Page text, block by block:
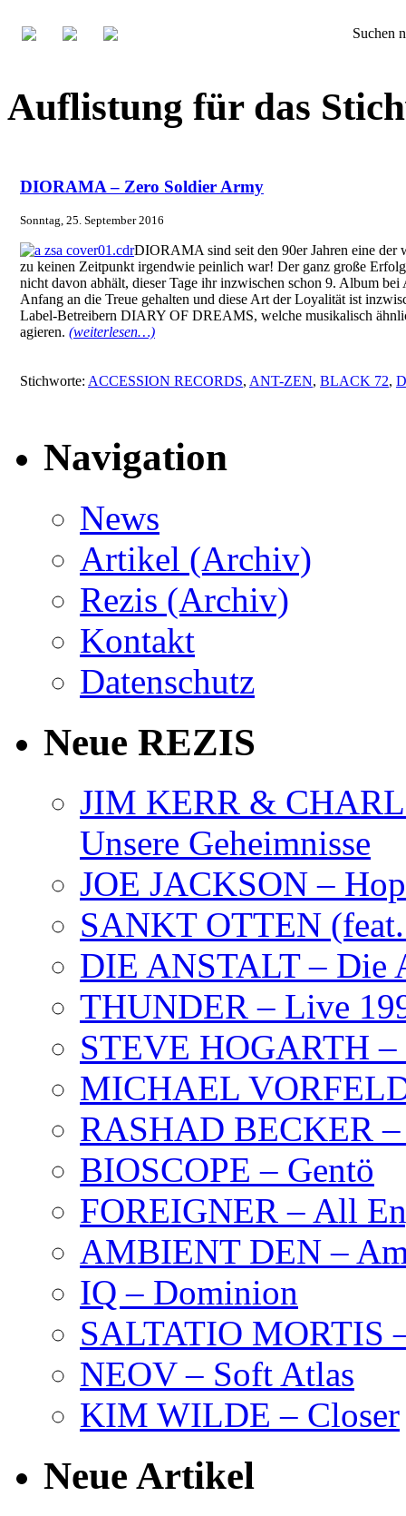
Suchen
Auflistung für das
DIORAMA – Zero Soldier Army
Sonntag, 25. September 2016
DIORAMA sind seit den 90er Jahren eine der
zu keinen Zeitpunkt irgendwie peinlich war! Der ganz große
nicht davon abhält, dieser Tage ihr inzwischen schon 9. Album
Anfang an die Treue gehalten und diese Art der Loyalität ist
Label-Betreibern DIARY OF DREAMS, welche musikalisch
agieren. (weiterlesen…)
Stichworte: ACCESSION RECORDS, ANT-ZEN, BLACK 72,
Navigation
News
Artikel (Archiv)
Rezis (Archiv)
Kontakt
Datenschutz
Neue REZIS
JIM KERR &
Unsere Geheimnisse
JOE JACKSON –
SANKT OTTEN
DIE ANSTALT – Die
THUNDER – Live
STEVE HOGARTH –
MICHAEL
RASHAD BECKER
BIOSCOPE – Gentö
FOREIGNER – All
AMBIENT DEN –
IQ – Dominion
SALTATIO MORTIS
NEOV – Soft Atlas
KIM WILDE – Closer
Neue Artikel